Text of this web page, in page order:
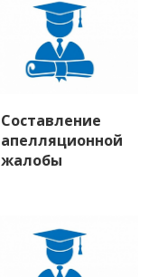
Составление
апелляционной
жалобы